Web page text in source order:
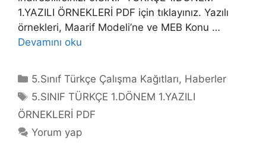
1.YAZILI ÖRNEKLERİ PDF için tıklayınız. Yazılı
örnekleri, Maarif Modeli’ne ve MEB Konu …
Devamını oku
Kategoriler
5.Sınıf Türkçe Çalışma Kağıtları, Haberler
Etiketler
5.SINIF TÜRKÇE 1.DÖNEM 1.YAZILI
ÖRNEKLERİ PDF
Yorum yap